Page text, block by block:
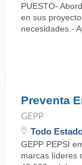
PUESTO-
en sus
necesidades.-
Preventa
GEPP
Todo
GEPP PEPSI
marcas líderes